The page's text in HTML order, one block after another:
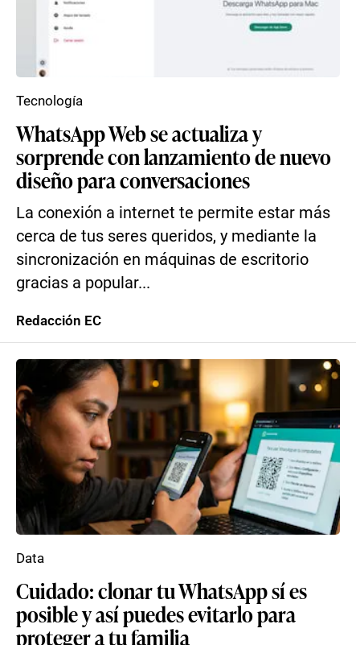
WhatsApp Web se actualiza y
sorprende con lanzamiento de nuevo
diseño para conversaciones
La conexión a internet te permite estar más
cerca de tus seres queridos, y mediante la
sincronización en máquinas de escritorio
gracias a popular...
Tecnología
Redacción EC
Cuidado: clonar tu WhatsApp sí es
posible y así puedes evitarlo para
proteger a tu familia
Data